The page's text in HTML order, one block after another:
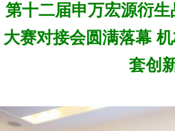
第十二届申万宏源衍
大赛对接会圆满落幕
套创